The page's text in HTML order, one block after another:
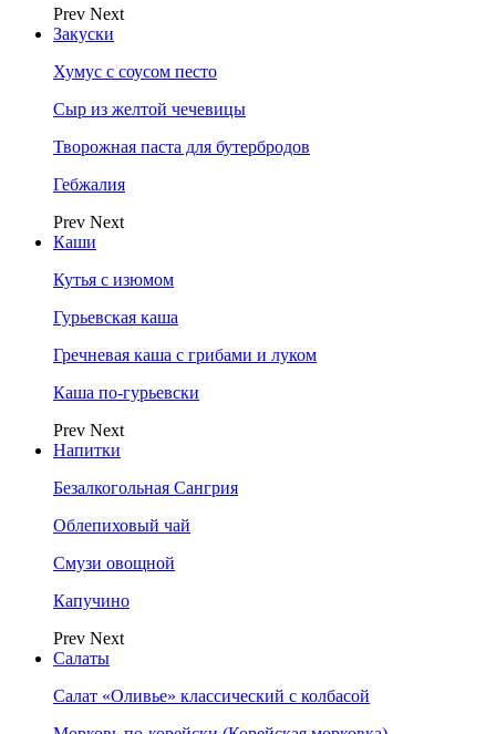
Prev Next
Закуски
Хумус с соусом песто
Сыр из желтой чечевицы
Творожная паста для бутербродов
Гебжалия
Prev Next
Каши
Кутья с изюмом
Гурьевская каша
Гречневая каша с грибами и луком
Каша по-гурьевски
Prev Next
Напитки
Безалкогольная Сангрия
Облепиховый чай
Смузи овощной
Капучино
Prev Next
Салаты
Салат «Оливье» классический с колбасой